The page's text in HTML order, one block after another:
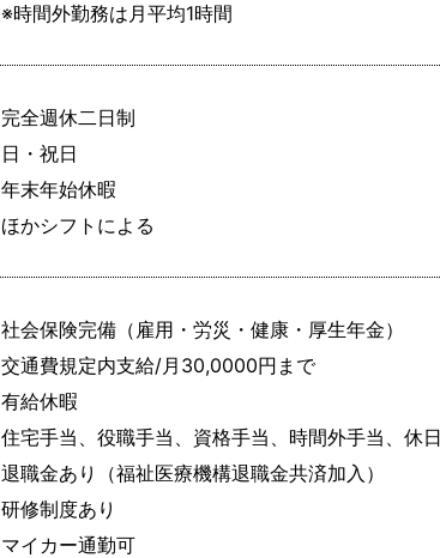
※時間外勤務は月平均1時間
完全週休二日制
日・祝日
年末年始休暇
ほかシフトによる
社会保険完備（雇用・労災・健康・厚生年金）
交通費規定内支給/月30,0000円まで
有給休暇
住宅手当、役職手当、資格手当、時間外手当、休
退職金あり（福祉医療機構退職金共済加入）
研修制度あり
マイカー通勤可